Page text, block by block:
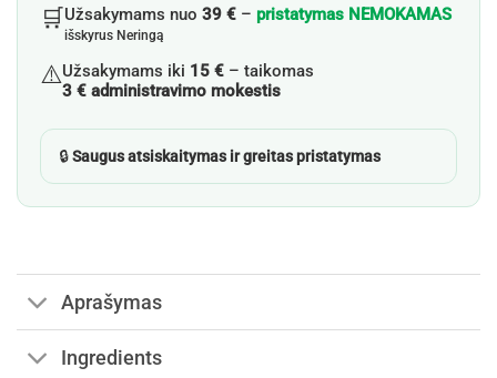
🛒Užsakymams nuo 39 € – pristatymas NEMOKAMAS
išskyrus Neringą
⚠️Užsakymams iki 15 € – taikomas
3 € administravimo mokestis
🔒Saugus atsiskaitymas ir greitas pristatymas
Aprašymas
Ingredients